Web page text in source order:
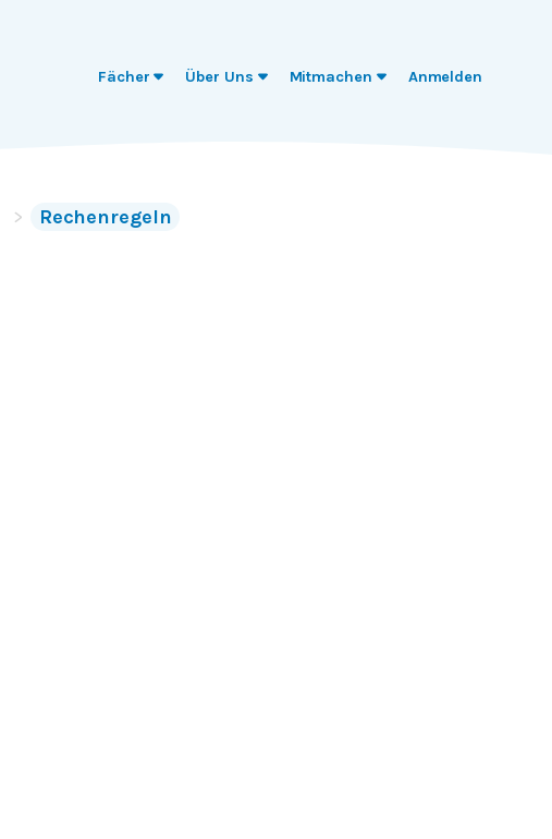
Fächer Über Uns Mitmachen Anmelden
Rechenregeln